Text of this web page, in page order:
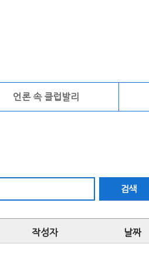
언론 속 클럽발리
검색
작성자 날짜